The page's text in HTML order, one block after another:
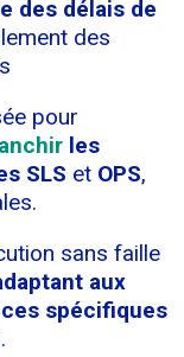
des délais de
des
pour
les
SLS et OPS,
sans faille
aux
spécifiques
.